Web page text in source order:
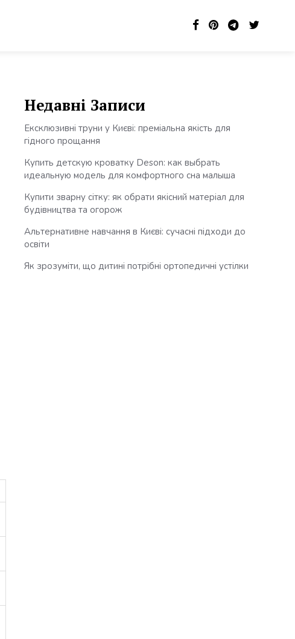
Недавні Записи
Ексклюзивні труни у Києві: преміальна якість для
гідного прощання
Купить детскую кроватку Deson: как выбрать
идеальную модель для комфортного сна малыша
Купити зварну сітку: як обрати якісний матеріал для
будівництва та огорож
Альтернативне навчання в Києві: сучасні підходи до
освіти
Як зрозуміти, що дитині потрібні ортопедичні устілки